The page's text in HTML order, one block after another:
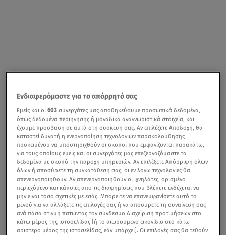
Ενδιαφερόμαστε για το απόρρητό σας
Εμείς και οι603 συνεργάτες μας αποθηκεύουμε προσωπικά δεδομένα,
όπως δεδομένα περιήγησης ή μοναδικά αναγνωριστικά στοιχεία, και
έχουμε πρόσβαση σε αυτά στη συσκευή σας. Αν επιλέξετε Αποδοχή, θα
καταστεί δυνατή η ενεργοποίηση τεχνολογιών παρακολούθησης
προκειμένου να υποστηριχθούν οι σκοποί που εμφανίζονται παρακάτω,
για τους οποίους εμείς και οι συνεργάτες μας επεξεργαζόμαστε τα
δεδομένα με σκοπό την παροχή υπηρεσιών. Αν επιλέξετε Απόρριψη όλων
όλων ή αποσύρετε τη συγκατάθεσή σας, οι εν λόγω τεχνολογίες θα
απενεργοποιηθούν. Αν απενεργοποιηθούν οι ιχνηλάτες, ορισμένο
περιεχόμενο και κάποιες από τις διαφημίσεις που βλέπετε ενδέχεται να
μην είναι τόσο σχετικές με εσάς. Μπορείτε να επανεμφανίσετε αυτό το
μενού για να αλλάξετε τις επιλογές σας ή να αποσύρετε τη συναίνεσή σας
ανά πάσα στιγμή πατώντας τον σύνδεσμο Διαχείριση προτιμήσεων στο
κάτω μέρος της ιστοσελίδας [ή το αιωρούμενο εικονίδιο στο κάτω
αριστερό μέρος της ιστοσελίδας, εάν υπάρχει]. Οι επιλογές σας θα τεθούν